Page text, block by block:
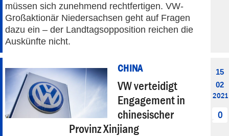
müssen sich zunehmend rechtfertigen. VW-
Großaktionär Niedersachsen geht auf Fragen
dazu ein – der Landtagsopposition reichen die
Auskünfte nicht.
CHINA
VW verteidigt
Engagement in
chinesischer
Provinz Xinjiang
15
02
2021
0